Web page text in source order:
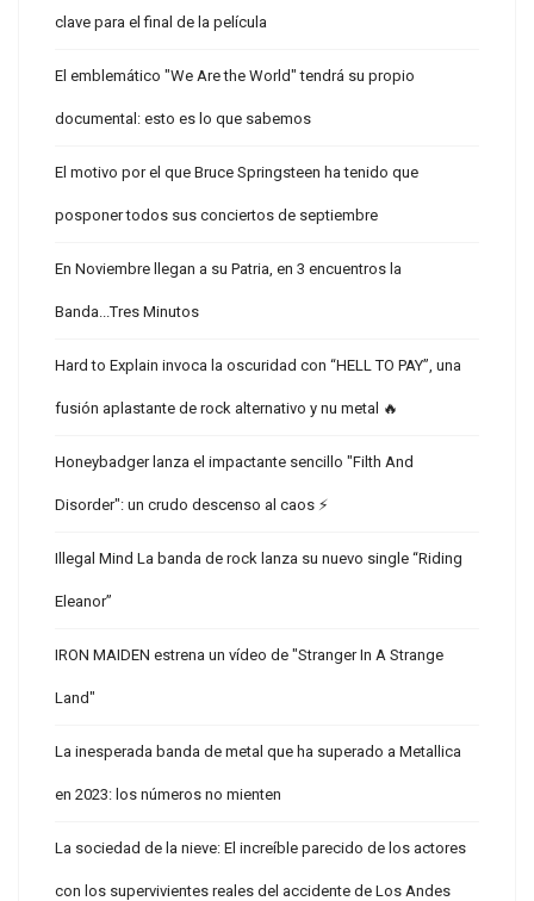
clave para el final de la película
El emblemático "We Are the World" tendrá su propio
documental: esto es lo que sabemos
El motivo por el que Bruce Springsteen ha tenido que
posponer todos sus conciertos de septiembre
En Noviembre llegan a su Patria, en 3 encuentros la
Banda...Tres Minutos
Hard to Explain invoca la oscuridad con “HELL TO PAY”, una
fusión aplastante de rock alternativo y nu metal 🔥
Honeybadger lanza el impactante sencillo "Filth And
Disorder": un crudo descenso al caos ⚡
Illegal Mind La banda de rock lanza su nuevo single “Riding
Eleanor”
IRON MAIDEN estrena un vídeo de "Stranger In A Strange
Land"
La inesperada banda de metal que ha superado a Metallica
en 2023: los números no mienten
La sociedad de la nieve: El increíble parecido de los actores
con los supervivientes reales del accidente de Los Andes